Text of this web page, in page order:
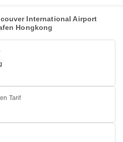
International Airport
Hongkong
Tarif